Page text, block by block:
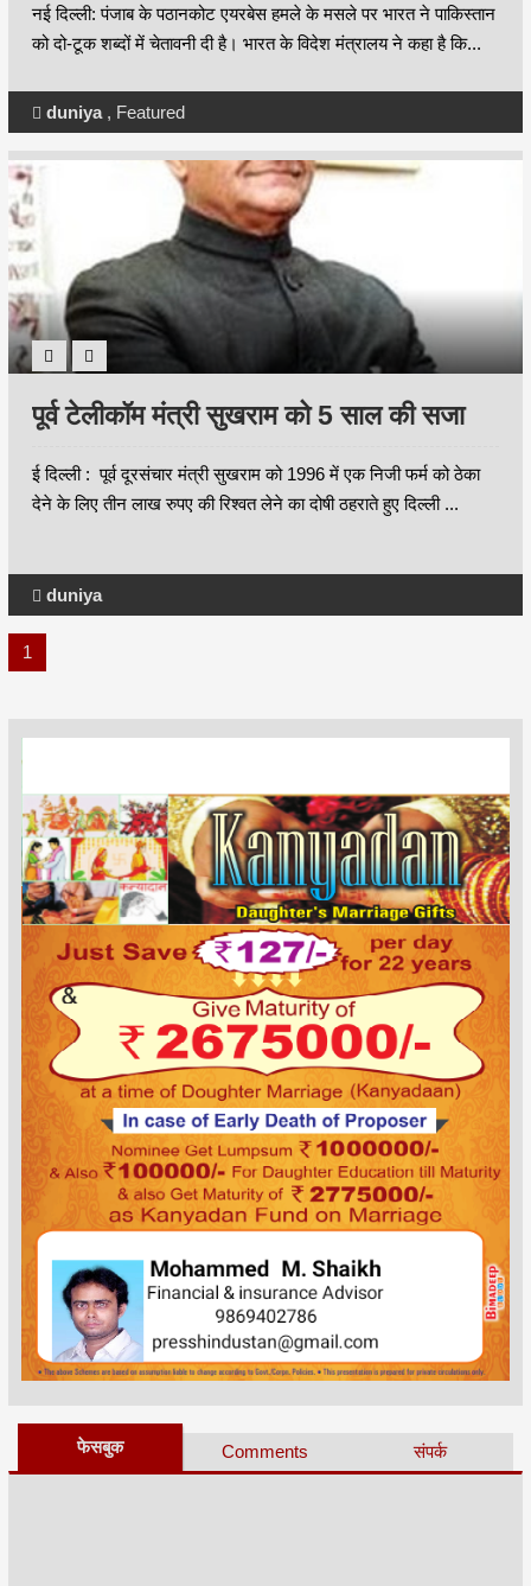
के पाले में
नई दिल्ली: पंजाब के पठानकोट एयरबेस हमले के मसले पर भारत ने पाकिस्तान
को दो-टूक शब्दों में चेतावनी दी है। भारत के विदेश मंत्रालय ने कहा है कि...
duniya, Featured
पूर्व टेलीकॉम मंत्री सुखराम को 5 साल की सजा
ई दिल्ली : पूर्व दूरसंचार मंत्री सुखराम को 1996 में एक निजी फर्म को ठेका
देने के लिए तीन लाख रुपए की रिश्वत लेने का दोषी ठहराते हुए दिल्ली ...
duniya
1
फेसबुक Comments संपर्क